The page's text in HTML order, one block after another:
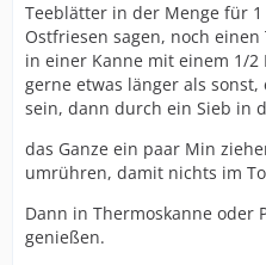
Teeblätter in der Menge für
Ostfriesen sagen, noch
in einer Kanne mit einem 1/2
gerne etwas länger als
sein, dann durch ein Sieb in
das Ganze ein paar Min
umrühren, damit nichts im
Dann in Thermoskanne oder
genießen.